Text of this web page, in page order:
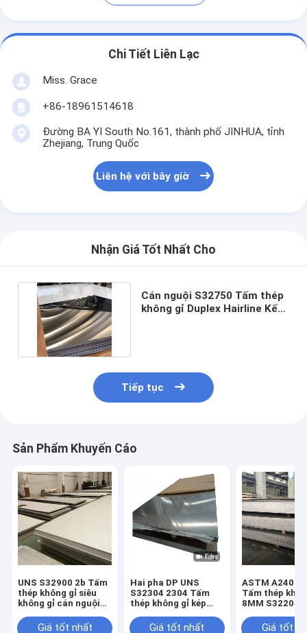
Chi Tiết Liên Lạc
Miss. Grace
+86-18961514618
Đường BA YI South No.161, thành phố JINHUA, tỉnh
Zhejiang, Trung Quốc
Liên hệ với bây giờ
Nhận Giá Tốt Nhất Cho
Cán nguội S32750 Tấm thép
không gỉ Duplex Hairline Kết
Tiếp tục
Sản Phẩm Khuyến Cáo
UNS S32900 2b Tấm
thép không gỉ siêu
không gỉ cán nguội
Giá tốt nhất
Hai pha DP UNS
S32304 2304 Tấm
thép không gỉ kép
Giá tốt nhất
ASTM A240 /
Tấm thép
8MM S32205
Giá tốt